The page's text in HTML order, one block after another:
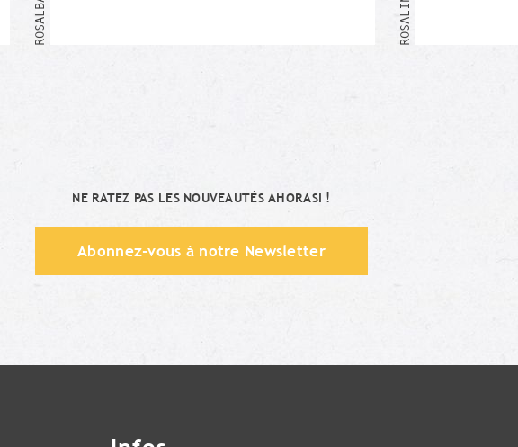
NE RATEZ PAS LES NOUVEAUTÉS AHORASI !
Abonnez-vous à notre Newsletter